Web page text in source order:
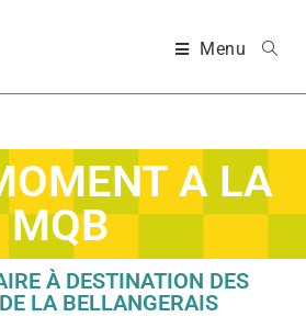
Menu
A LA
MQB
À DESTINATION DES
LA BELLANGERAIS